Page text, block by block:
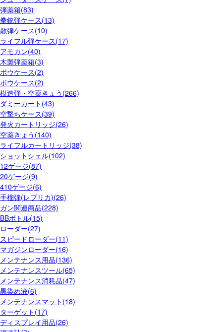
弾薬箱(83)
拳銃弾ケース(13)
散弾ケース(10)
ライフル弾ケース(17)
アモカン(40)
木製弾薬箱(3)
ボウケース(2)
ボウケース(2)
模造弾・空薬きょう(266)
ダミーカート(43)
空撃ちケース(39)
発火カートリッジ(26)
空薬きょう(140)
ライフルカートリッジ(38)
ショットシェル(102)
12ゲージ(87)
20ゲージ(9)
410ゲージ(6)
手榴弾(レプリカ)(26)
ガン関連商品(228)
BBボトル(15)
ローダー(27)
スピードローダー(11)
マガジンローダー(16)
メンテナンス用品(136)
メンテナンスツール(65)
メンテナンス消耗品(47)
黒染め液(6)
メンテナンスマット(18)
ターゲット(17)
ディスプレイ用品(26)